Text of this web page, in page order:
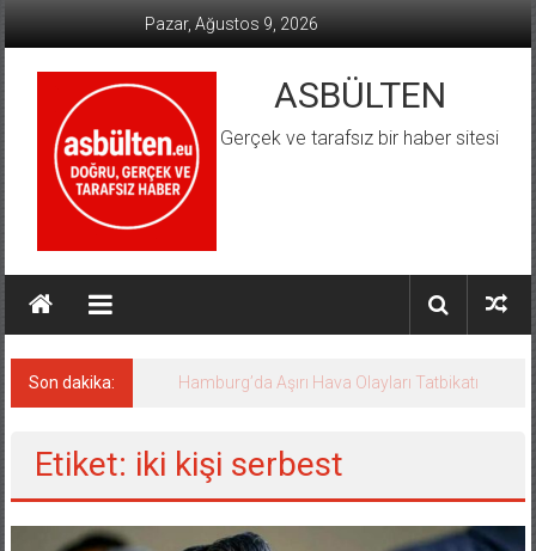
Pazar, Ağustos 9, 2026
ASBÜLTEN
Gerçek ve tarafsız bir haber sitesi
Son dakika: Hamburg’da Aşırı Hava Olayları Tatbikatı
Etiket: iki kişi serbest